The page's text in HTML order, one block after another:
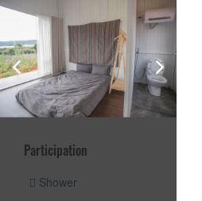
Services and Offers
Internet
Activity and relaxing
Participation
Shower